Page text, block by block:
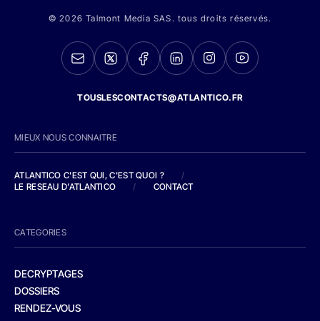
© 2026 Talmont Media SAS. tous droits réservés.
TOUSLESCONTACTS@ATLANTICO.FR
MIEUX NOUS CONNAITRE
ATLANTICO C'EST QUI, C'EST QUOI ?
/
LE RESEAU D'ATLANTICO
/ CONTACT
CATEGORIES
DECRYPTAGES
DOSSIERS
RENDEZ-VOUS